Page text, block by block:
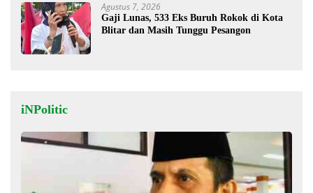
Agustus 7, 2026
Gaji Lunas, 533 Eks Buruh Rokok di Kota
Blitar dan Masih Tunggu Pesangon
iNPolitic